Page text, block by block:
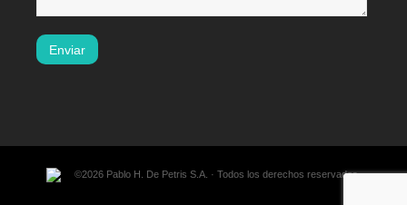
©2026 Pablo H. De Petris S.A. · Todos los derechos reservados.